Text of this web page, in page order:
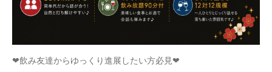
❤飲み友達からゆっくり進展したい方必見❤